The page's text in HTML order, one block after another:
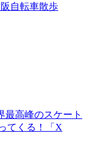
自転車散歩
最高峰のスケート
てくる！「X